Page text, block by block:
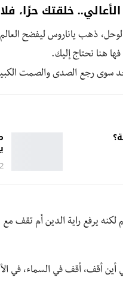
خلقتك حرًا،
ذهب ياناروس ليفضح
فها هنا نحتاج إليك.
سوى رجع الصدى والصمت
2 أغسطس 2026
يرفع راية الدين أم تقف مع
أقف، أقف في السماء، في